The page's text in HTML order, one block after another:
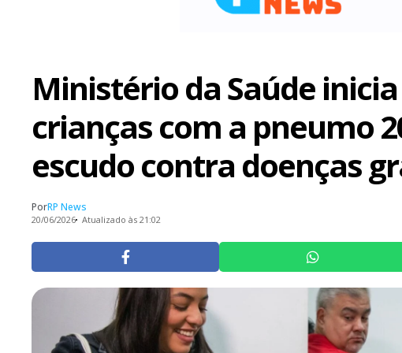
Ministério da Saúde
crianças com a pneumo
escudo contra doenças
PorRP News
20/06/2026 Atualizado às 21:02